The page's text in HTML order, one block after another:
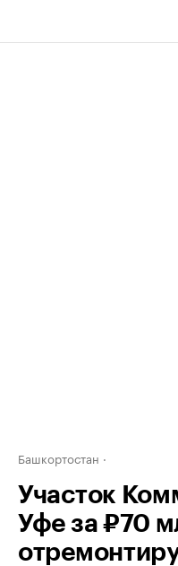
Башкортостан
Участок
Уфе за ₽70